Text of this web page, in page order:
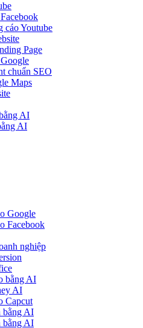
cáo Youtube
Page
chuẩn SEO
Maps
AI
AI
Google
Facebook
nghiệp
bằng AI
AI
Capcut
bằng AI
bằng AI